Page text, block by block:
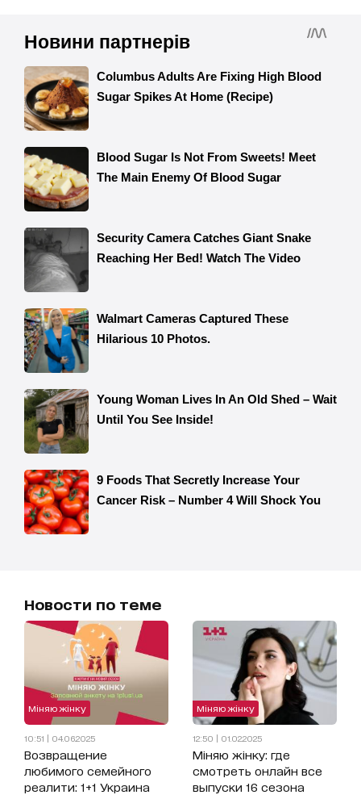
Новости по теме
Міняю жінку
10:51 | 04.06.2025
Возвращение
любимого семейного
реалити: 1+1 Украина
Міняю жінку
12:50 | 01.02.2025
Міняю жінку: где
смотреть онлайн все
выпуски 16 сезона